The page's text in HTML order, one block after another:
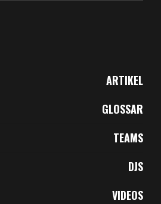
ARTIKEL
GLOSSAR
TEAMS
DJS
VIDEOS